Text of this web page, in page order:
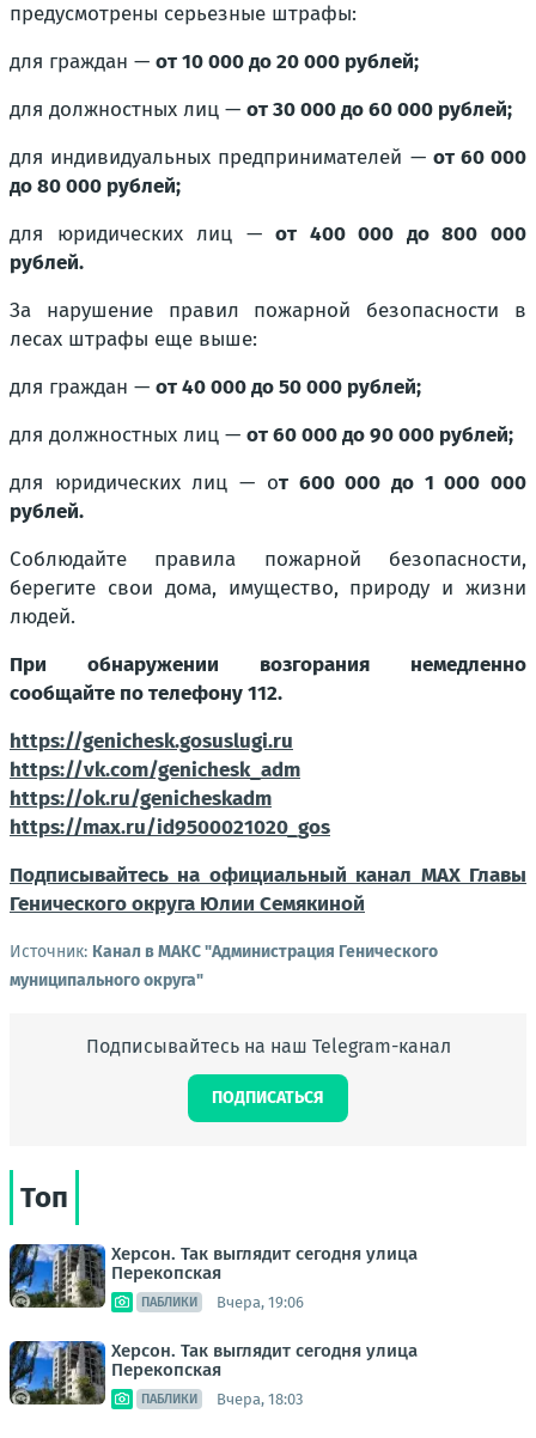
предусмотрены серьезные штрафы:
для граждан — от 10 000 до 20 000 рублей;
для должностных лиц — от 30 000 до 60 000 рублей;
для индивидуальных предпринимателей — от 60 000
до 80 000 рублей;
для юридических лиц —от 400 000 до 800 000
рублей.
За нарушение правил пожарной безопасности в
лесах штрафы еще выше:
для граждан — от 40 000 до 50 000 рублей;
для должностных лиц — от 60 000 до 90 000 рублей;
для юридических лиц — от 600 000 до 1 000 000
рублей.
Соблюдайте правила пожарной безопасности,
берегите свои дома, имущество, природу и жизни
людей.
При обнаружении возгорания немедленно
сообщайте по телефону 112.
https://genichesk.gosuslugi.ru
https://vk.com/genichesk_adm
https://ok.ru/genicheskadm
https://max.ru/id9500021020_gos
Подписывайтесь на официальный канал МАХ Главы
Генического округа Юлии Семякиной
Источник: Канал в МАКС "Администрация Генического
муниципального округа"
Подписывайтесь на наш Telegram-канал
ПОДПИСАТЬСЯ
Топ
Херсон. Так выглядит сегодня улица
Перекопская
ПАБЛИКИ Вчера, 19:06
Херсон. Так выглядит сегодня улица
Перекопская
ПАБЛИКИ Вчера, 18:03